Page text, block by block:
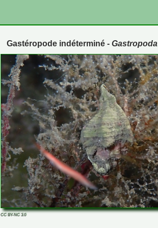
Gastéropode indéterminé -Gastropoda
CC BY-NC 3.0